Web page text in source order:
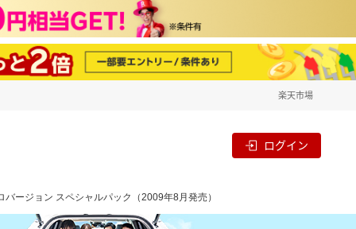
楽天市場
ログイン
バージョン スペシャルパック（2009年8月発売）